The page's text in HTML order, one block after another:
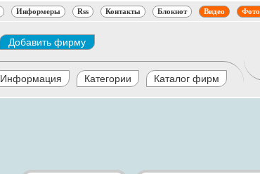
Информеры Rss Контакты Блокнот Видео Фото
Добавить фирму
Информация Категории Каталог фирм